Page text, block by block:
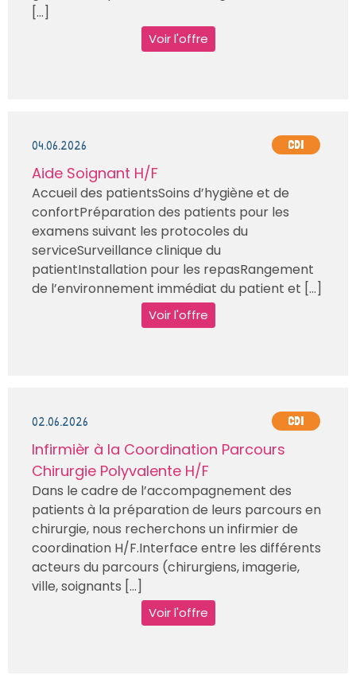
[...]
Voir l'offre
04.06.2026 CDI
Aide Soignant H/F
Accueil des patientsSoins d’hygiène et de
confortPréparation des patients pour les
examens suivant les protocoles du
serviceSurveillance clinique du
patientInstallation pour les repasRangement
de l’environnement immédiat du patient et [...]
Voir l'offre
02.06.2026 CDI
Infirmièr à la Coordination Parcours
Chirurgie Polyvalente H/F
Dans le cadre de l’accompagnement des
patients à la préparation de leurs parcours en
chirurgie, nous recherchons un infirmier de
coordination H/F.Interface entre les différents
acteurs du parcours (chirurgiens, imagerie,
ville, soignants [...]
Voir l'offre